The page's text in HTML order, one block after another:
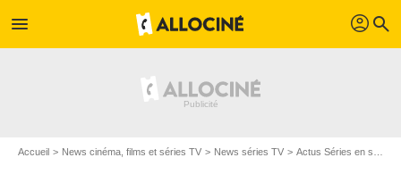
menu profil search
Accueil News cinéma, films et séries TV News séries TV Actus Séries en streaming